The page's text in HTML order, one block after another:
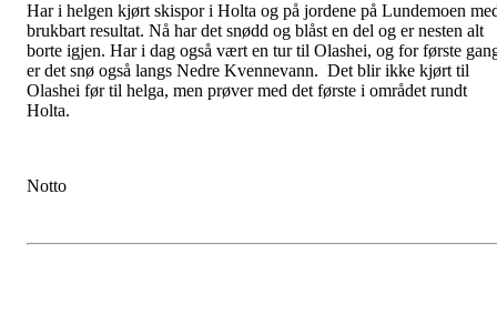
Har i helgen kjørt skispor i Holta og på jordene på Lundemoen
brukbart resultat. Nå har det snødd og blåst en del og er nesten alt
borte igjen. Har i dag også vært en tur til Olashei, og for første
er det snø også langs Nedre Kvennevann. Det blir ikke kjørt til
Olashei før til helga, men prøver med det første i området rundt
Holta.
Notto